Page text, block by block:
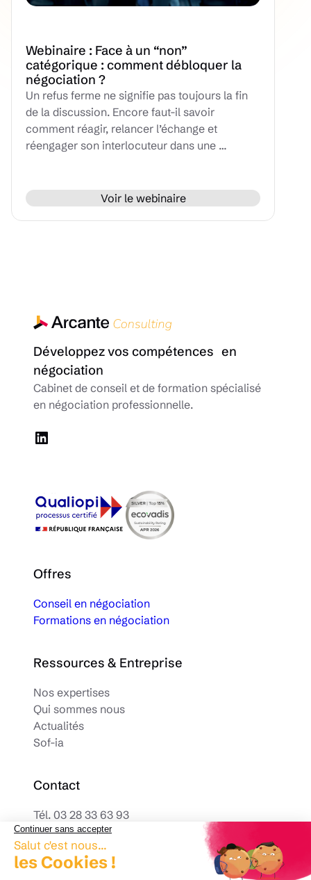
Webinaire : Face à un “non”
catégorique : comment débloquer la
négociation ?
Un refus ferme ne signifie pas toujours la fin
de la discussion. Encore faut-il savoir
comment réagir, relancer l’échange et
réengager son interlocuteur dans une …
Voir le webinaire
Développez vos compétences en
négociation
Cabinet de conseil et de formation spécialisé
en négociation professionnelle.
LinkedIn
Offres
Conseil en négociation
Formations en négociation
Ressources & Entreprise
Nos expertises
Qui sommes nous
Actualités
Sof-ia
Contact
Tél. 03 28 33 63 93
contact@arcanteconsulting.com
1001 avenue de la République 59700 Marcq-
en-Barœul